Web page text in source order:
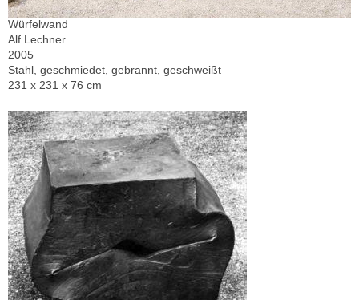
Würfelwand
Alf Lechner
2005
Stahl, geschmiedet, gebrannt, geschweißt
231 x 231 x 76 cm